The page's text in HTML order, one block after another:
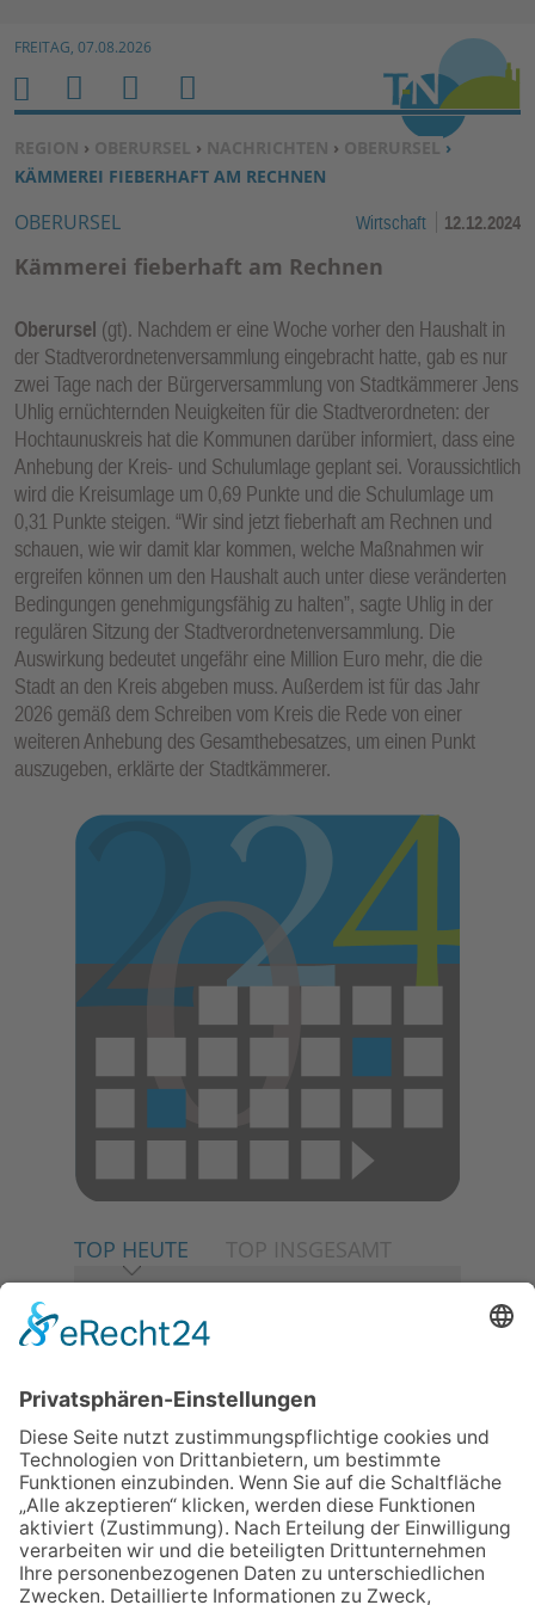
Zum Inhalt springen ↓
FREITAG, 07.08.2026
SIE BEFINDEN SICH HIER:
REGION › OBERURSEL › NACHRICHTEN › OBERURSEL ›
KÄMMEREI FIEBERHAFT AM RECHNEN
OBERURSEL Wirtschaft 12.12.2024
Kämmerei fieberhaft am Rechnen
Oberursel (gt). Nachdem er eine Woche vorher den Haushalt in
der Stadtverordnetenversammlung eingebracht hatte, gab es nur
zwei Tage nach der Bürgerversammlung von Stadtkämmerer Jens
Uhlig ernüchternden Neuigkeiten für die Stadtverordneten: der
Hochtaunuskreis hat die Kommunen darüber informiert, dass eine
Anhebung der Kreis- und Schulumlage geplant sei. Voraussichtlich
wird die Kreisumlage um 0,69 Punkte und die Schulumlage um
0,31 Punkte steigen. “Wir sind jetzt fieberhaft am Rechnen und
schauen, wie wir damit klar kommen, welche Maßnahmen wir
ergreifen können um den Haushalt auch unter diese veränderten
Bedingungen genehmigungsfähig zu halten”, sagte Uhlig in der
regulären Sitzung der Stadtverordnetenversammlung. Die
Auswirkung bedeutet ungefähr eine Million Euro mehr, die die
Stadt an den Kreis abgeben muss. Außerdem ist für das Jahr
2026 gemäß dem Schreiben vom Kreis die Rede von einer
weiteren Anhebung des Gesamthebesatzes, um einen Punkt
auszugeben, erklärte der Stadtkämmerer.
TOP HEUTE TOP INSGESAMT
06.08.2026
Baustellenführung führt auch in
die Zukunft der Stadt
Königstein
06.08.2026
Klinikforum zum Thema
Karpaltunnelsyndrom
06.08.2026
Gewinnspiel zum Start ins
Schuljahr
H
O
M
E
M
E
N
U
S
U
C
N
B
E
N
Z
R
F
U
N
K
TI
O
N
E
N